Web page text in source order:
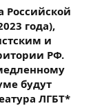
Российской
года),
и
РФ.
будут
ЛГБТ*